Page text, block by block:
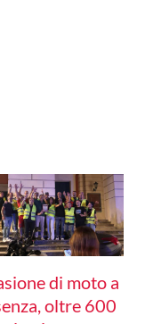
di moto a
oltre 600